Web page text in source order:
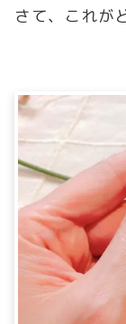
さて、これが